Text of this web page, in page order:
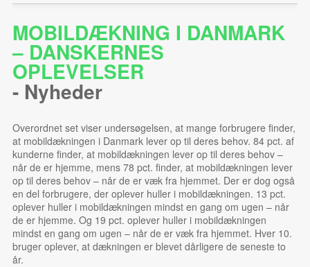
MOBILDÆKNING I DANMARK
– DANSKERNES
OPLEVELSER
- Nyheder
Overordnet set viser undersøgelsen, at mange forbrugere finder,
at mobildækningen i Danmark lever op til deres behov. 84 pct. af
kunderne finder, at mobildækningen lever op til deres behov –
når de er hjemme, mens 78 pct. finder, at mobildækningen lever
op til deres behov – når de er væk fra hjemmet. Der er dog også
en del forbrugere, der oplever huller i mobildækningen. 13 pct.
oplever huller i mobildækningen mindst en gang om ugen – når
de er hjemme. Og 19 pct. oplever huller i mobildækningen
mindst en gang om ugen – når de er væk fra hjemmet. Hver 10.
bruger oplever, at dækningen er blevet dårligere de seneste to
år.